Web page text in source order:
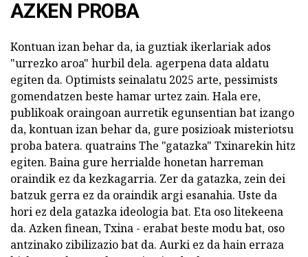
AZKEN PROBA
Kontuan izan behar da, ia guztiak ikerlariak ados
"urrezko aroa" hurbil dela. agerpena data aldatu
egiten da. Optimists seinalatu 2025 arte, pessimists
gomendatzen beste hamar urtez zain. Hala ere,
publikoak oraingoan aurretik egunsentian bat izango
da, kontuan izan behar da, gure posizioak misteriotsu
proba batera. quatrains The "gatazka" Txinarekin hitz
egiten. Baina gure herrialde honetan harreman
oraindik ez da kezkagarria. Zer da gatazka, zein dei
batzuk gerra ez da oraindik argi esanahia. Uste da
hori ez dela gatazka ideologia bat. Eta oso litekeena
da. Azken finean, Txina - erabat beste modu bat, oso
antzinako zibilizazio bat da. Aurki ez da hain erraza